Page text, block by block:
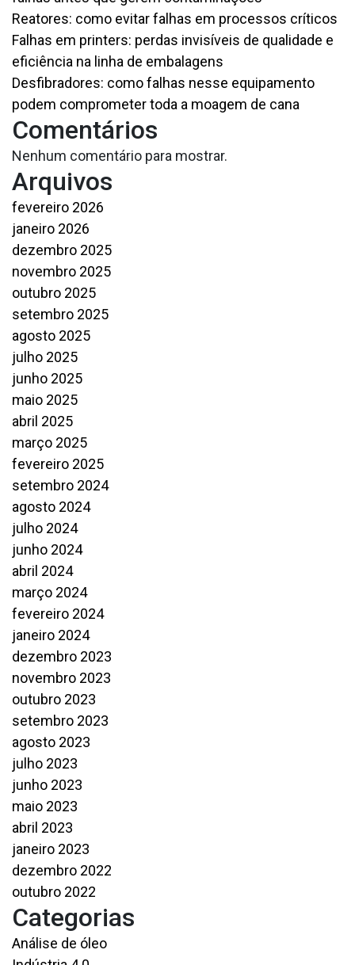
Reatores: como evitar falhas em processos críticos
Falhas em printers: perdas invisíveis de qualidade e
eficiência na linha de embalagens
Desfibradores: como falhas nesse equipamento
podem comprometer toda a moagem de cana
Comentários
Nenhum comentário para mostrar.
Arquivos
fevereiro 2026
janeiro 2026
dezembro 2025
novembro 2025
outubro 2025
setembro 2025
agosto 2025
julho 2025
junho 2025
maio 2025
abril 2025
março 2025
fevereiro 2025
setembro 2024
agosto 2024
julho 2024
junho 2024
abril 2024
março 2024
fevereiro 2024
janeiro 2024
dezembro 2023
novembro 2023
outubro 2023
setembro 2023
agosto 2023
julho 2023
junho 2023
maio 2023
abril 2023
janeiro 2023
dezembro 2022
outubro 2022
Categorias
Análise de óleo